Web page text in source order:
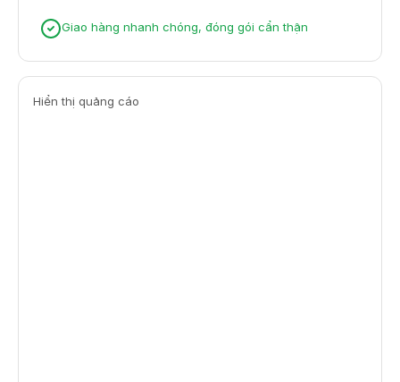
Giao hàng nhanh chóng, đóng gói cẩn thận
Hiển thị quảng cáo